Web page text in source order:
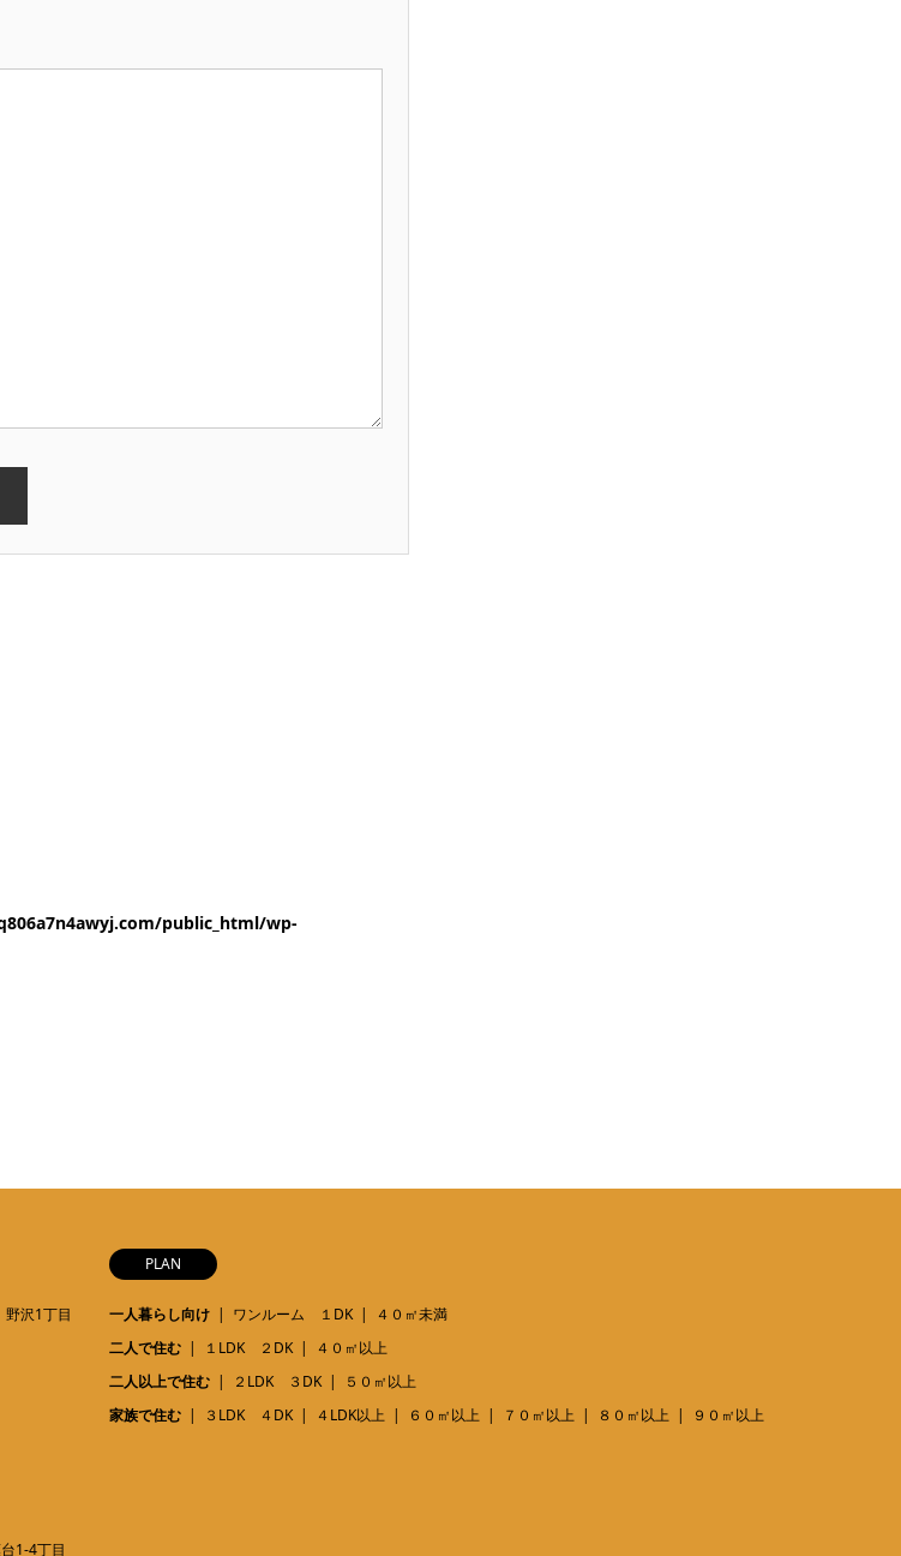
public_html/wp-
野沢1丁目
1-4丁目
PLAN
一人暮らし向け ワンルーム １DK
４０㎡未満
二人で住む
１LDK ２DK
４０㎡以上
二人以上で住む
２LDK ３DK
５０㎡以上
家族で住む
３LDK ４DK ４LDK以上 ６０㎡以上 ７０㎡以上 ８０㎡以上 ９０㎡以上